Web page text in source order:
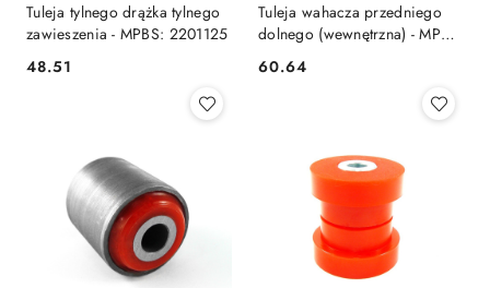
Tuleja tylnego drążka tylnego
zawieszenia - MPBS: 2201125
Cena:
48.51
Tuleja wahacza przedniego
dolnego (wewnętrzna) - MPBS:
2201111
Cena:
60.64